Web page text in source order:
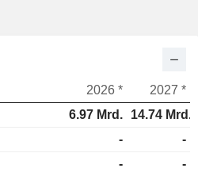
2026 *
2027 *
6.97 Mrd.
14.74 Mrd.
-
-
- -